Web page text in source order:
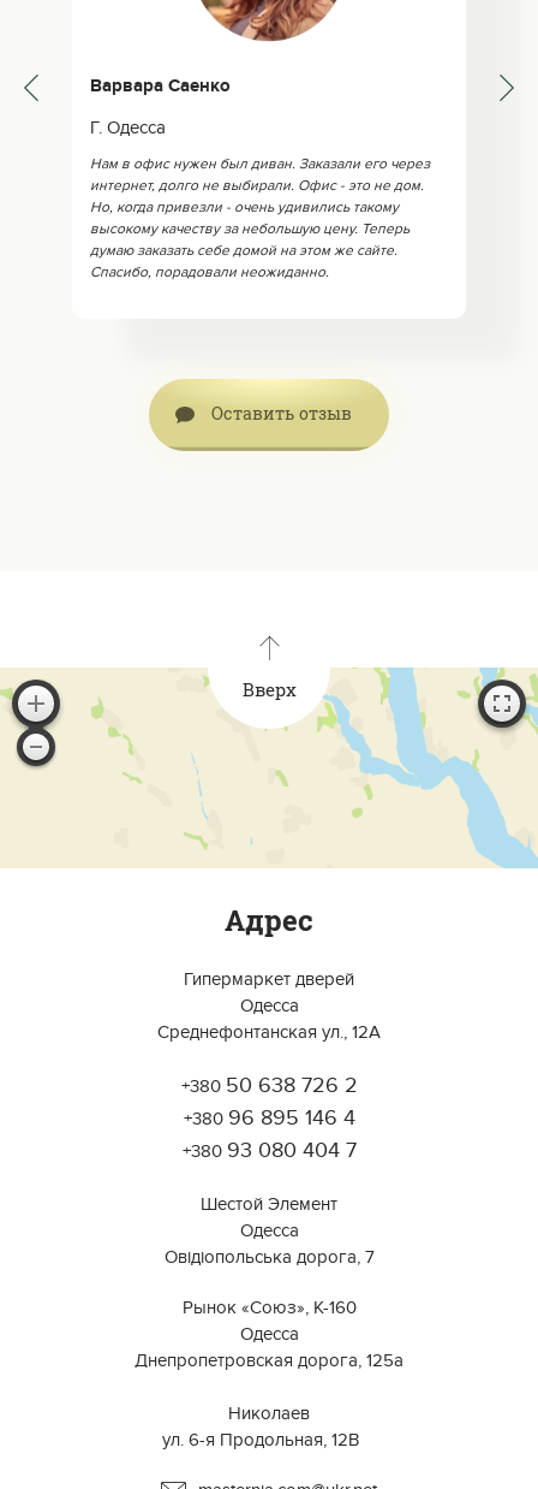
Варвара Саенко
Г. Одесса
Нам в офис нужен был диван. Заказали его через
интернет, долго не выбирали. Офис - это не дом.
Но, когда привезли - очень удивились такому
высокому качеству за небольшую цену. Теперь
думаю заказать себе домой на этом же сайте.
Спасибо, порадовали неожиданно.
Оставить отзыв
Работает на API 2ГИС
Для корректной работы Raster JS API нужен ключ. Помощь:
Вверх
Адрес
Гипермаркет дверей
Одесса
Среднефонтанская ул., 12А
+380 50 638 726 2
+380 96 895 146 4
+380 93 080 404 7
Шестой Элемент
Одесса
Овідіопольська дорога, 7
Рынок «Союз», К-160
Одесса
Днепропетровская дорога, 125а
Николаев
ул. 6-я Продольная, 12В ⠀